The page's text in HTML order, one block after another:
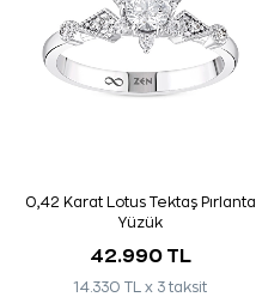
0,42 Karat Lotus Tektaş Pırlanta
Yüzük
42.990 TL
14.330 TL x 3 taksit